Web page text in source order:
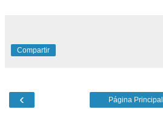
Compartir
‹ Página Principal